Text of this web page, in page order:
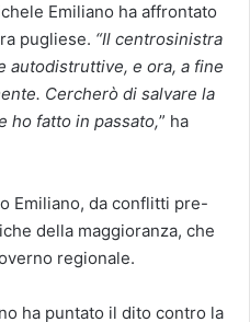
Emiliano ha affrontato
pugliese. “Il centrosinistra
autodistruttive, e ora, a fine
Cercherò di salvare la
ho fatto in passato,” ha
Emiliano, da conflitti pre-
della maggioranza, che
regionale.
ha puntato il dito contro la